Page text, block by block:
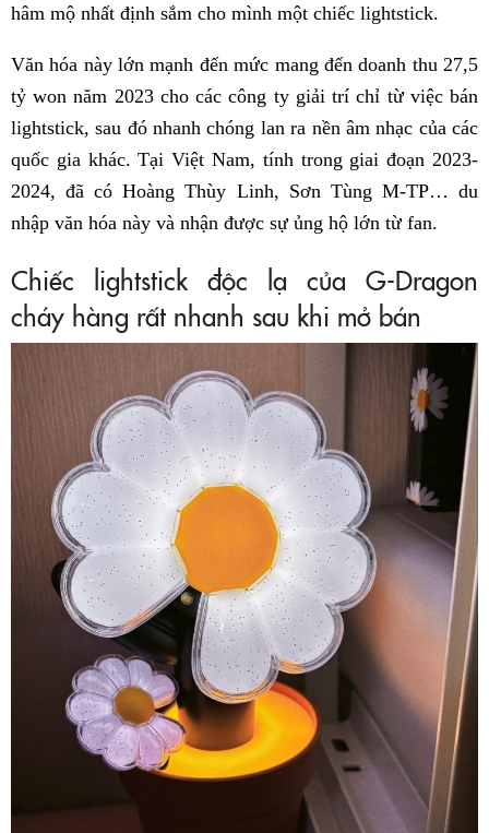
hâm mộ nhất định sắm cho mình một chiếc lightstick.
Văn hóa này lớn mạnh đến mức mang đến doanh thu 27,5
tỷ won năm 2023 cho các công ty giải trí chỉ từ việc bán
lightstick, sau đó nhanh chóng lan ra nền âm nhạc của các
quốc gia khác. Tại Việt Nam, tính trong giai đoạn 2023-
2024, đã có Hoàng Thùy Linh, Sơn Tùng M-TP… du
nhập văn hóa này và nhận được sự ủng hộ lớn từ fan.
Chiếc lightstick độc lạ của G-Dragon
cháy hàng rất nhanh sau khi mở bán